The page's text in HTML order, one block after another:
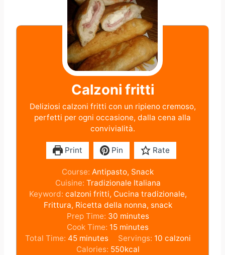
Calzoni fritti
Deliziosi calzoni fritti con un ripieno cremoso,
perfetti per ogni occasione, dalla cena alla
convivialità.
Print Pin Rate
Course:Antipasto, Snack
Cuisine: Tradizionale Italiana
Keyword: calzoni fritti, Cucina tradizionale,
Frittura, Ricetta della nonna, snack
Prep Time: 30m
i
n
u
minutes
Cook Time: 15m
i
n
minutes
Total Time: 45m
i
minutes Servings: 10 calzoni
Calories: 550kcal